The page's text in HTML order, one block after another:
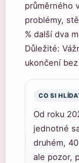
průměrného
problémy,
% další dva
Důležité:
ukončení
CO SI
Od roku
jednotné
druhém,
ale pozor,